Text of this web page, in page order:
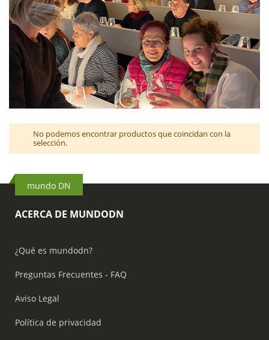
No podemos encontrar productos que coincidan con la
selección.
mundo DN
ACERCA DE MUNDODN
¿Qué es mundodn?
Preguntas Frecuentes - FAQ
Aviso Legal
Política de privacidad